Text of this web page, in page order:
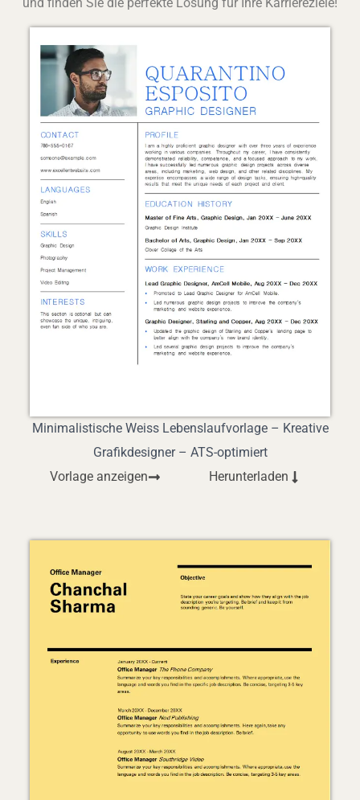
Minimalistische Weiss Lebenslaufvorlage – Kreative
Grafikdesigner – ATS-optimiert
Vorlage anzeigen
Herunterladen